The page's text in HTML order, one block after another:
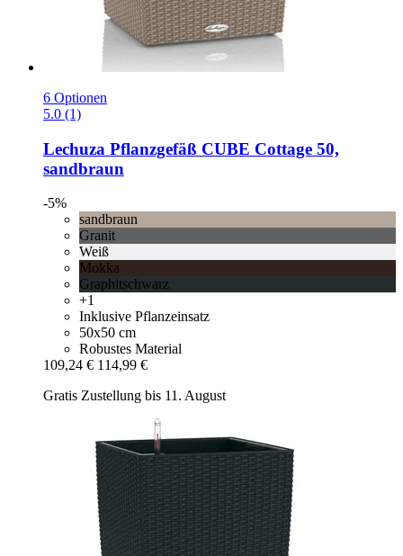
6 Optionen
5.0 (1)
Lechuza Pflanzgefäß CUBE Cottage 50,
sandbraun
-5%
sandbraun
Granit
Weiß
Mokka
Graphitschwarz
+1
Inklusive Pflanzeinsatz
50x50 cm
Robustes Material
109,24 € 114,99 €
Gratis Zustellung bis 11. August